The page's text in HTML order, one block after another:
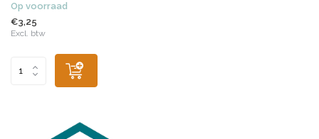
Op voorraad
€3,25
Excl. btw